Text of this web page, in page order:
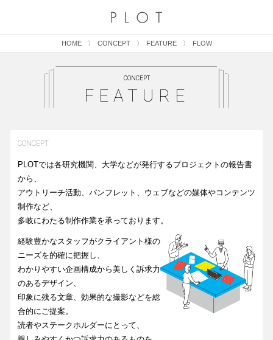
HOME CONCEPT FEATURE FLOW
CONCEPT
FEATURE
CONCEPT
PLOTでは各研究機関、大学などが発行するプロジェクトの報告書
から、
アウトリーチ活動、パンフレット、ウェブなどの媒体やコンテンツ
制作など、
多岐にわたる制作作業を承っております。
経験豊かなスタッフがクライアント様の
ニーズを的確に把握し、
わかりやすい企画構成から美しく訴求力
のあるデザイン、
印象に残る文章、効果的な撮影などを総
合的にご提案。
読者やステークホルダーにとって、